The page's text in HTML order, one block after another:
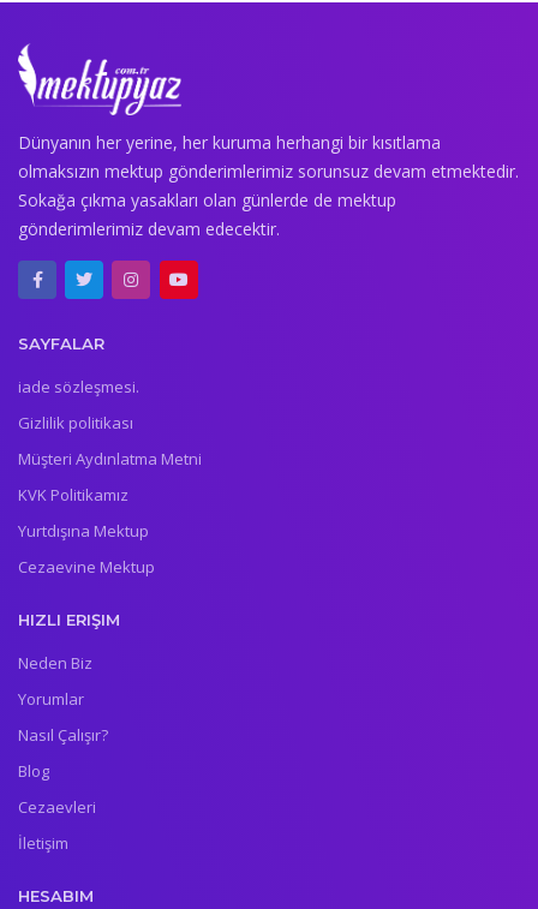
Dünyanın her yerine, her kuruma herhangi bir kısıtlama
olmaksızın mektup gönderimlerimiz sorunsuz devam etmektedir.
Sokağa çıkma yasakları olan günlerde de mektup
gönderimlerimiz devam edecektir.
SAYFALAR
iade sözleşmesi.
Gizlilik politikası
Müşteri Aydınlatma Metni
KVK Politikamız
Yurtdışına Mektup
Cezaevine Mektup
HIZLI ERIŞIM
Neden Biz
Yorumlar
Nasıl Çalışır?
Blog
Cezaevleri
İletişim
HESABIM